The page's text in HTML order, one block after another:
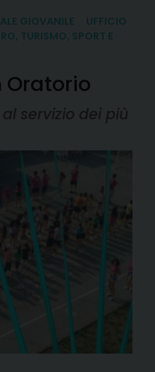
GIOVANILE
UFFICIO
TURISMO, SPORT E
Oratorio
servizio dei più